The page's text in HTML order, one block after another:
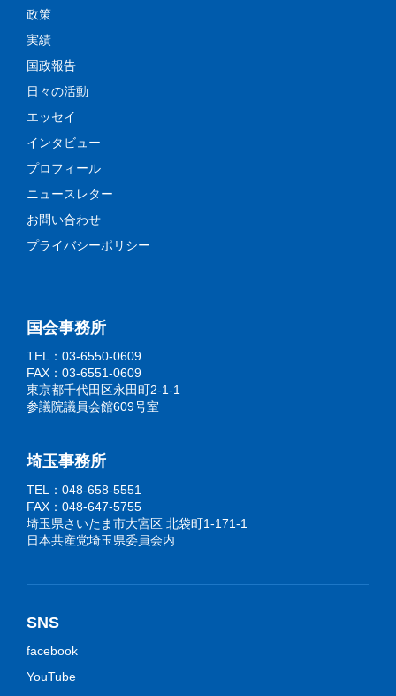
政策
実績
国政報告
日々の活動
エッセイ
インタビュー
プロフィール
ニュースレター
お問い合わせ
プライバシーポリシー
国会事務所
TEL：03-6550-0609
FAX：03-6551-0609
東京都千代田区永田町2-1-1
参議院議員会館609号室
埼玉事務所
TEL：048-658-5551
FAX：048-647-5755
埼玉県さいたま市大宮区 北袋町1-171-1
日本共産党埼玉県委員会内
SNS
facebook
YouTube